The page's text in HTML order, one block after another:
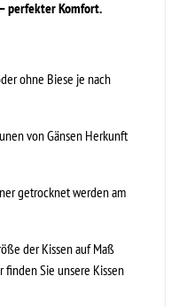
perfekter Komfort.
ohne Biese je nach
von Gänsen Herkunft
getrocknet werden am
der Kissen auf Maß
finden Sie unsere Kissen